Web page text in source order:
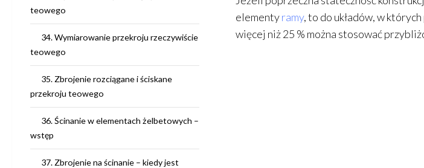
elementyramy, to do układów, w
więcej niż 25 % można stosować
teowego
34. Wymiarowanie przekroju rzeczywiście
teowego
35. Zbrojenie rozciągane i ściskane
przekroju teowego
36. Ścinanie w elementach żelbetowych –
wstęp
37. Zbrojenie na ścinanie – kiedy jest